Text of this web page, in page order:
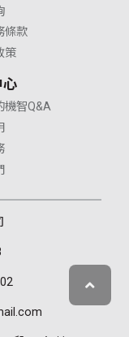
條款
策
機智Q&A